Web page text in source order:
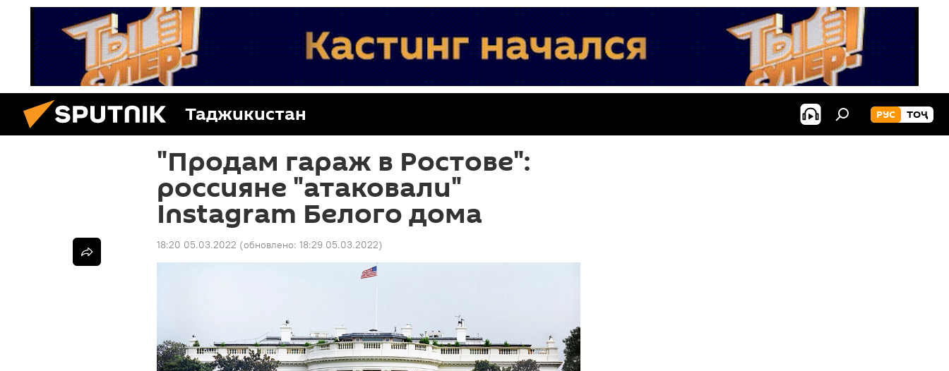
Таджикистан РУС ТОҶ
"Продам гараж в Ростове":
россияне "атаковали"
Instagram Белого дома
18:20 05.03.2022 (обновлено: 18:29 05.03.2022)